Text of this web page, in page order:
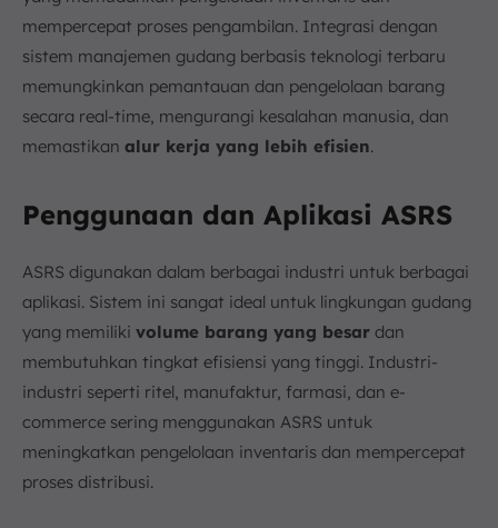
mempercepat proses pengambilan. Integrasi dengan
sistem manajemen gudang berbasis teknologi terbaru
memungkinkan pemantauan dan pengelolaan barang
secara real-time, mengurangi kesalahan manusia, dan
memastikan alur kerja yang lebih efisien.
Penggunaan dan Aplikasi ASRS
ASRS digunakan dalam berbagai industri untuk berbagai
aplikasi. Sistem ini sangat ideal untuk lingkungan gudang
yang memiliki volume barang yang besar dan
membutuhkan tingkat efisiensi yang tinggi. Industri-
industri seperti ritel, manufaktur, farmasi, dan e-
commerce sering menggunakan ASRS untuk
meningkatkan pengelolaan inventaris dan mempercepat
proses distribusi.